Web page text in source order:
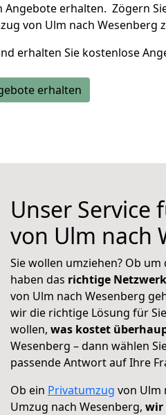
Angebote erhalten. Zögern
von Ulm nach Wesenberg
erhalten Sie kostenlose
erhalten
Unser Service
von Ulm nach
Sie wollen umziehen? Ob
haben das richtige Netzwerk
von Ulm nach Wesenberg
wir die richtige Lösung für
wollen, was kostet
Wesenberg – dann wählen
passende Antwort auf Ihre
Ob ein Privatumzug von Ulm
Umzug nach Wesenberg, wir